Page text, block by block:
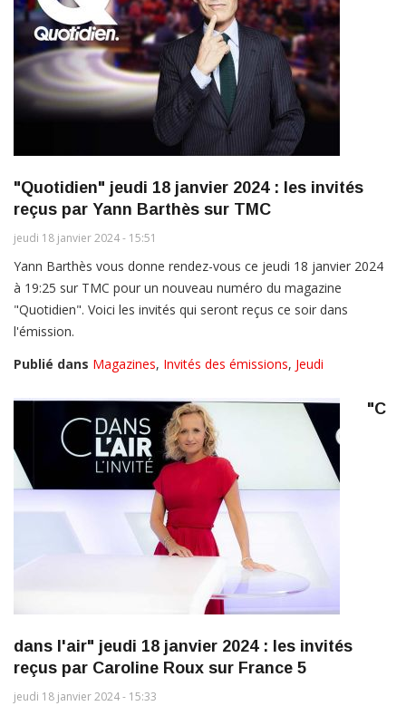
"Quotidien" jeudi 18 janvier 2024 : les invités
reçus par Yann Barthès sur TMC
jeudi 18 janvier 2024 - 15:51
Yann Barthès vous donne rendez-vous ce jeudi 18 janvier 2024
à 19:25 sur TMC pour un nouveau numéro du magazine
"Quotidien". Voici les invités qui seront reçus ce soir dans
l'émission.
Publié dans Magazines, Invités des émissions, Jeudi
"C
dans l'air" jeudi 18 janvier 2024 : les invités
reçus par Caroline Roux sur France 5
jeudi 18 janvier 2024 - 15:33